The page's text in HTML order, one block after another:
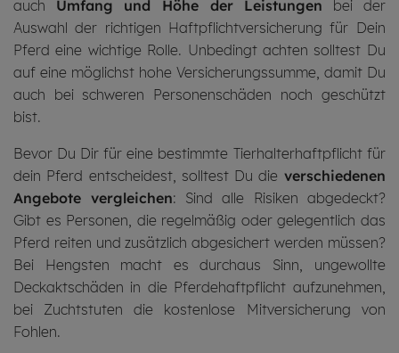
auch Umfang und Höhe der Leistungen bei der
Auswahl der richtigen Haftpflicht­versicherung für Dein
Pferd eine wichtige Rolle. Unbedingt achten solltest Du
auf eine möglichst hohe Versicherungs­summe, damit Du
auch bei schweren Personenschäden noch geschützt
bist.
Bevor Du Dir für eine bestimmte Tierhalterhaftpflicht für
dein Pferd entscheidest, solltest Du die verschiedenen
Angebote vergleichen: Sind alle Risiken abgedeckt?
Gibt es Personen, die regelmäßig oder gelegentlich das
Pferd reiten und zusätzlich abgesichert werden müssen?
Bei Hengsten macht es durchaus Sinn, ungewollte
Deckaktschäden in die Pferdehaftpflicht aufzunehmen,
bei Zuchtstuten die kostenlose Mitversicherung von
Fohlen.